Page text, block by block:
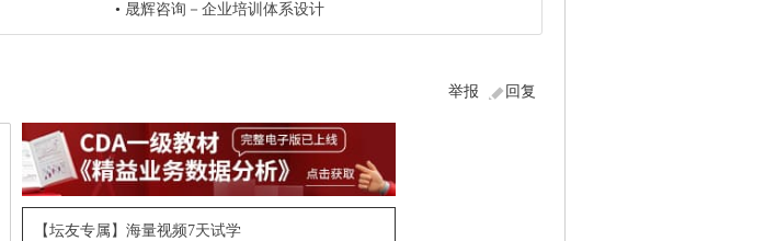
• 晟辉咨询－企业培训体系设计
回复
举报
【坛友专属】海量视频7天试学